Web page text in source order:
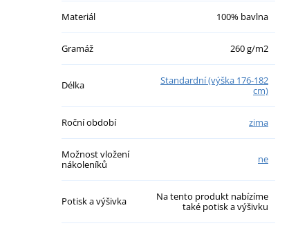
Materiál 100% bavlna
Gramáž 260 g/m2
Délka
Standardní (výška 176-182
cm)
Roční období zima
Možnost vložení
nákoleníků
ne
Potisk a výšivka
Na tento produkt nabízíme
také potisk a výšivku